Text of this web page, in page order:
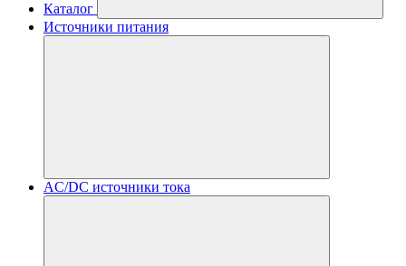
Каталог
Источники питания
AC/DC источники тока